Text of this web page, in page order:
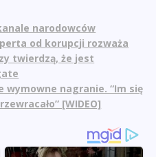
narodowców
od korupcji rozważa
twierdzą, że jest
wymowne nagranie. “Im się
[WIDEO]